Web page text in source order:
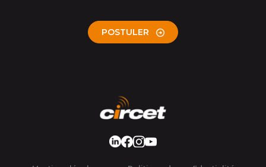
POSTULER
LinkedIn
Facebook
Instagram
Youtube